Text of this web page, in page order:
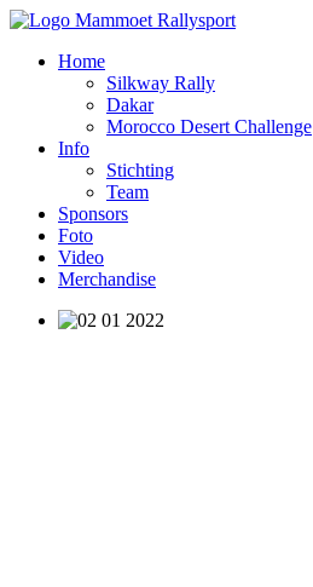
Home
Silkway Rally
Dakar
Morocco Desert Challenge
Info
Stichting
Team
Sponsors
Foto
Video
Merchandise